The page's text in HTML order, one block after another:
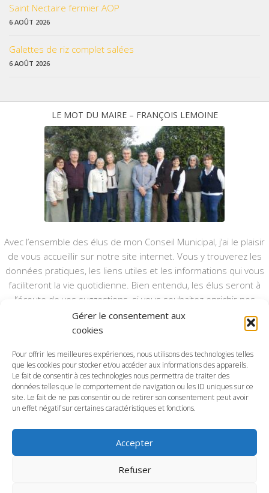
Gérer le consentement aux
cookies
Pour offrir les meilleures expériences, nous utilisons des technologies telles
que les cookies pour stocker et/ou accéder aux informations des appareils.
Le fait de consentir à ces technologies nous permettra de traiter des
données telles que le comportement de navigation ou les ID uniques sur ce
site. Le fait de ne pas consentir ou de retirer son consentement peut avoir
un effet négatif sur certaines caractéristiques et fonctions.
Accepter
Refuser
Saint Nectaire fermier AOP
6 AOÛT 2026
Galettes de riz complet salées
6 AOÛT 2026
LE MOT DU MAIRE – FRANÇOIS LEMOINE
Avec l’ensemble des élus de mon Conseil Municipal, j’ai le plaisir
de vous accueillir sur notre site internet. Vous y trouverez les
données pratiques, les liens utiles et les informations qui vous
faciliteront la vie quotidienne. Bien entendu, les élus seront à
l’écoute de vos suggestions, si vous souhaitez enrichir nos
rubriques ou nos informations.
Ce type de communication vient en complément du bulletin
annuel, nous le ferons vivre et il sera actualisé pour mieux vous
informer.
Bonne visite à toutes et à tous.
Commune d'Anctoville-sur-Boscq © 2026. Tous droits